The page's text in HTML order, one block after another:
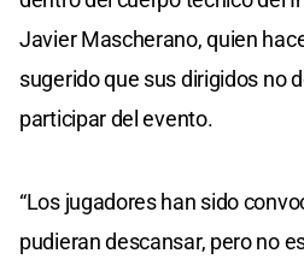
Javier Mascherano, quien
sugerido que sus dirigidos no
participar del evento.
“Los jugadores han sido
pudieran descansar, pero no